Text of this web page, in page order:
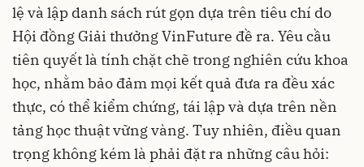
lệ và lập danh sách rút gọn dựa trên tiêu chí do
Hội đồng Giải thưởng VinFuture đề ra. Yêu cầu
tiên quyết là tính chặt chẽ trong nghiên cứu khoa
học, nhằm bảo đảm mọi kết quả đưa ra đều xác
thực, có thể kiểm chứng, tái lập và dựa trên nền
tảng học thuật vững vàng. Tuy nhiên, điều quan
trọng không kém là phải đặt ra những câu hỏi: